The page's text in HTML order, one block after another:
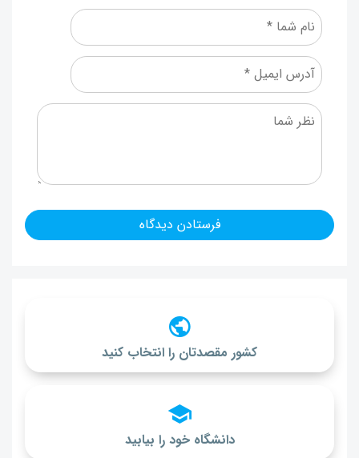
کشور مقصدتان را انتخاب کنید
دانشگاه خود را بیابید